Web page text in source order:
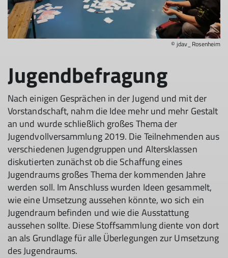
© jdav_Rosenheim
Jugendbefragung
Nach einigen Gesprächen in der Jugend und mit der
Vorstandschaft, nahm die Idee mehr und mehr Gestalt
an und wurde schließlich großes Thema der
Jugendvollversammlung 2019. Die Teilnehmenden aus
verschiedenen Jugendgruppen und Altersklassen
diskutierten zunächst ob die Schaffung eines
Jugendraums großes Thema der kommenden Jahre
werden soll. Im Anschluss wurden Ideen gesammelt,
wie eine Umsetzung aussehen könnte, wo sich ein
Jugendraum befinden und wie die Ausstattung
aussehen sollte. Diese Stoffsammlung diente von dort
an als Grundlage für alle Überlegungen zur Umsetzung
des Jugendraums.